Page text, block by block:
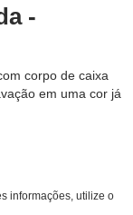
-
corpo de caixa
em uma cor já
informações, utilize o